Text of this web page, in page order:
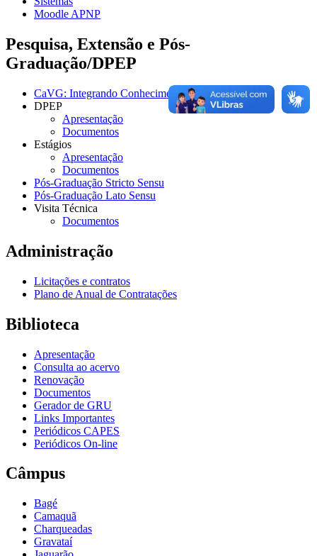
Moodle APNP
Pesquisa, Extensão e Pós-
Graduação/DPEP
CaVG: Integrando Conhecimentos
DPEP
Apresentação
Documentos
Estágios
Apresentação
Documentos
Pós-Graduação Stricto Sensu
Pós-Graduação Lato Sensu
Visita Técnica
Documentos
Administração
Licitações e contratos
Plano de Anual de Contratações
Biblioteca
Apresentação
Consulta ao acervo
Renovação
Documentos
Gerador de GRU
Links Importantes
Periódicos CAPES
Periódicos On-line
Câmpus
Bagé
Camaquã
Charqueadas
Gravataí